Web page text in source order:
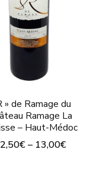
» de Ramage du
Ramage La
– Haut-Médoc
€– 13,00€